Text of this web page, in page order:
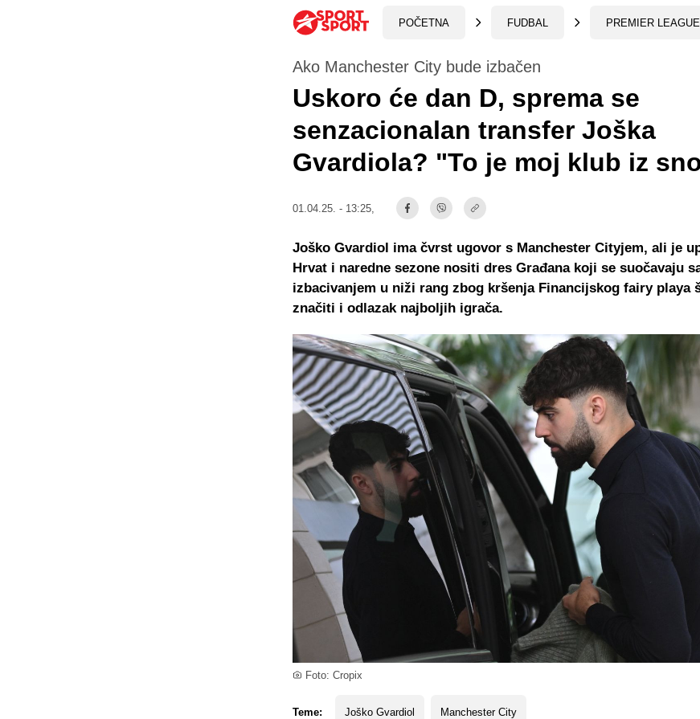
POČETNA FUDBAL PREMIER LEAGUE
Foto: Cropix
Ako Manchester City bude izbačen
Uskoro će dan D, sprema se
senzacionalan transfer Joška
Gvardiola? "To je moj klub iz
01.04.25. - 13:25,
Teme: Joško Gvardiol Manchester City
Joško Gvardiol ima čvrst ugovor s Manchester Cityjem, ali je
Hrvat i naredne sezone nositi dres Građana koji se suočavaju
izbacivanjem u niži rang zbog kršenja Financijskog fairy playa
značiti i odlazak najboljih igrača.